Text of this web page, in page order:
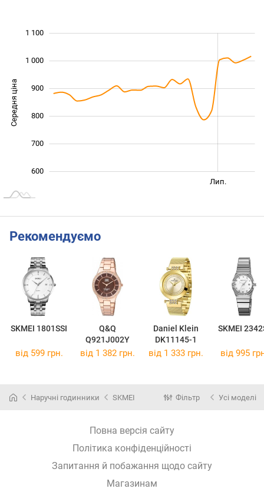
Середня ціна
600
700
800
900
1 100
1 000
Лип.
Рекомендуємо
SKMEI 1801SSI
Q&Q
Q921J002Y
Daniel Klein
DK11145-1
SKMEI
від 599 грн. від 1 382 грн. від 1 333 грн. від 995
Наручні годинники SKMEI Фільтр Усі моделі
Повна версія сайту
Політика конфіденційності
Запитання й побажання щодо сайту
Магазинам